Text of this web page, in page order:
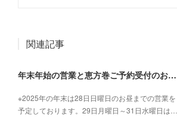
関連記事
年末年始の営業と恵方巻ご予約受付のお知らせせ。
※2025年の年末は28日日曜日のお昼までの営業を
予定しております。29日月曜日～31日水曜日は…